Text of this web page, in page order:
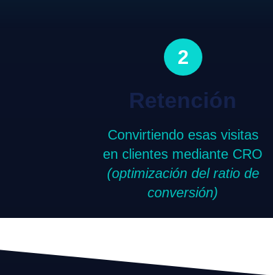
2
Retención
Convirtiendo esas visitas
en clientes mediante CRO
(optimización del ratio de
conversión)